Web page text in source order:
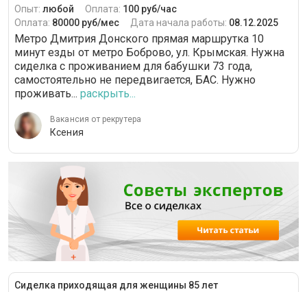
Опыт: любой Оплата: 100 руб/час
Оплата: 80000 руб/мес Дата начала работы: 08.12.2025
Метро Дмитрия Донского прямая маршрутка 10
минут езды от метро Боброво, ул. Крымская. Нужна
сиделка с проживанием для бабушки 73 года,
самостоятельно не передвигается, БАС. Нужно
проживать... раскрыть...
Вакансия от рекрутера
Ксения
Сиделка приходящая для женщины 85 лет